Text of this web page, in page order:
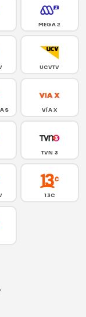
MEGA 2
UCVTV
VÍA X
TVN 3
13C